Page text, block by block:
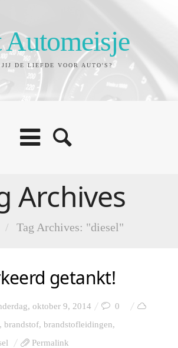
Automeisje
JIJ DE LIEFDE VOOR AUTO'S?
Archives
/ Tag Archives: "diesel"
getankt!
oktober 9, 2014
0
, brandstof, brandstofleidingen,
Permalink